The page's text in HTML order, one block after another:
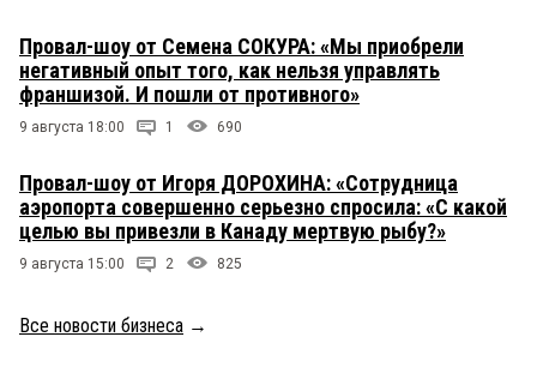
Провал-шоу от Семена СОКУРА: «Мы приобрели
негативный опыт того, как нельзя управлять
франшизой. И пошли от противного»
9 августа 18:00 1 690
Провал-шоу от Игоря ДОРОХИНА: «Сотрудница
аэропорта совершенно серьезно спросила: «С какой
целью вы привезли в Канаду мертвую рыбу?»
9 августа 15:00 2 825
Все новости бизнеса →